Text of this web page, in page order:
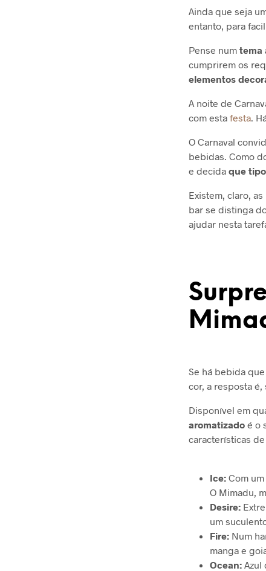
Ainda que seja
entanto, para
Pense num tema
cumprirem os
elementos
A noite de
com esta festa .
O Carnaval
bebidas. Como
e decida que
Existem, claro,
bar se distinga
ajudar nesta
Se há bebida
cor, a resposta é,
Disponível em
aromatizado é o
características
Ice: Com
O Mimadu,
Desire:
um
Fire: Num
manga e
Ocean: Azul